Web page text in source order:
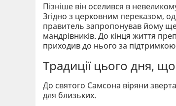
Пізніше він оселився в
Згідно з церковним переказом,
правитель запропонував йому
мандрівників. До кінця життя
приходив до нього за
Традиції цього дня,
До святого Самсона віряни
для близьких.